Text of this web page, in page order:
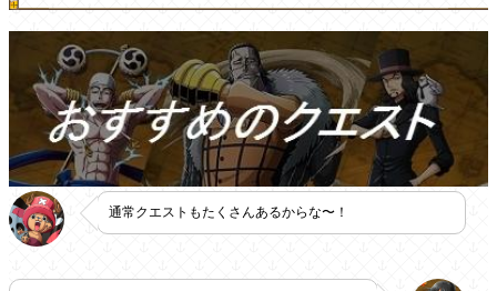
通常クエストもたくさんあるからな〜！